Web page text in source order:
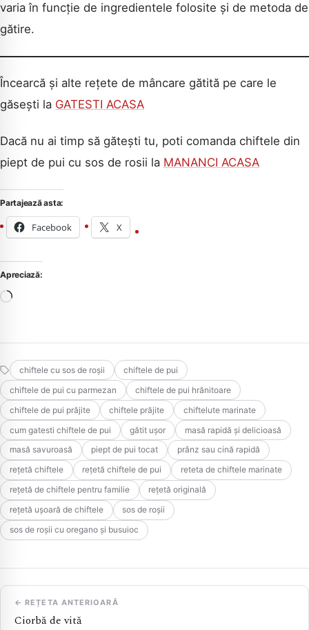
varia în funcție de ingredientele folosite și de metoda de
gătire.
Încearcă și alte rețete de mâncare gătită pe care le
găsești la GATESTI ACASA
Dacă nu ai timp să gătești tu, poti comanda chiftele din
piept de pui cu sos de rosii la MANANCI ACASA
Partajează asta:
Facebook X
Apreciază:
Încarc...
chiftele cu sos de roșii
chiftele de pui
chiftele de pui cu parmezan
chiftele de pui hrănitoare
chiftele de pui prăjite
chiftele prăjite
chiftelute marinate
cum gatesti chiftele de pui
gătit ușor
masă rapidă și delicioasă
masă savuroasă
piept de pui tocat
prânz sau cină rapidă
rețetă chiftele
rețetă chiftele de pui
reteta de chiftele marinate
rețetă de chiftele pentru familie
rețetă originală
rețetă ușoară de chiftele
sos de roșii
sos de roșii cu oregano și busuioc
← REȚETA ANTERIOARĂ
Ciorbă de vită